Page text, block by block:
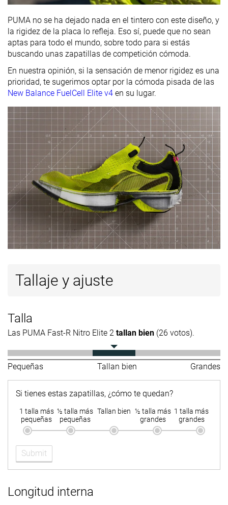
PUMA no se ha dejado nada en el tintero con este diseño, y
la rigidez de la placa lo refleja. Eso sí, puede que no sean
aptas para todo el mundo, sobre todo para si estás
buscando unas zapatillas de competición cómoda.
En nuestra opinión, si la sensación de menor rigidez es una
prioridad, te sugerimos optar por la cómoda pisada de las
New Balance FuelCell Elite v4 en su lugar.
Tallaje y ajuste
Talla
Las PUMA Fast-R Nitro Elite 2 tallan bien (26 votos).
Pequeñas Tallan bien Grandes
Si tienes estas zapatillas, ¿cómo te quedan?
1 talla más
pequeñas
½ talla más
pequeñas
Tallan bien ½ talla más
grandes
1 talla más
grandes
Submit
Longitud interna